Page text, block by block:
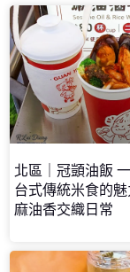
北區｜冠顗油飯
台式傳統米食的
麻油香交織日常